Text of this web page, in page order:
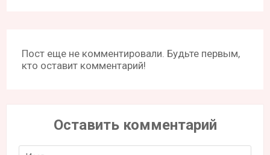
Пост еще не комментировали. Будьте первым,
кто оставит комментарий!
Оставить комментарий